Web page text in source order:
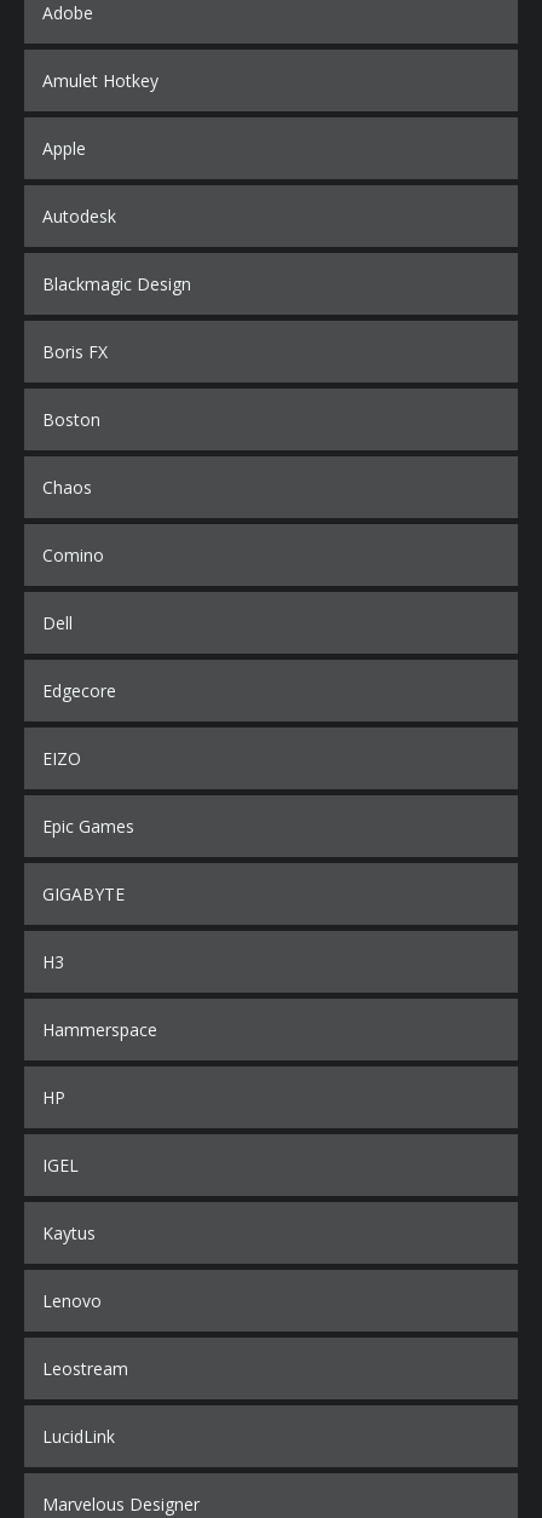
Adobe
Amulet Hotkey
Apple
Autodesk
Blackmagic Design
Boris FX
Boston
Chaos
Comino
Dell
Edgecore
EIZO
Epic Games
GIGABYTE
H3
Hammerspace
HP
IGEL
Kaytus
Lenovo
Leostream
LucidLink
Marvelous Designer